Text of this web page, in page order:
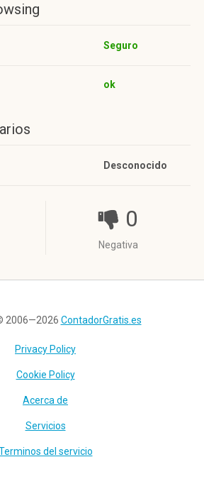
Seguro
ok
Desconocido
0
Negativa
2006—2026 ContadorGratis.es
Privacy Policy
Cookie Policy
Acerca de
Servicios
del servicio